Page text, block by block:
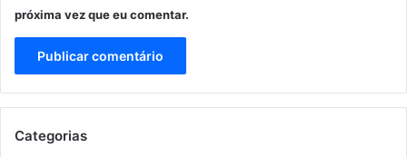
próxima vez que eu comentar.
Categorias